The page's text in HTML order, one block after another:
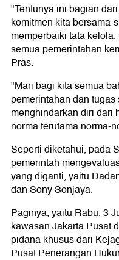
"Tentunya ini bagian
komitmen kita
memperbaiki tata
semua pemerintahan
Pras.
"Mari bagi kita semua
pemerintahan dan
menghindarkan diri dari
norma terutama norma-
Seperti diketahui, pada
pemerintah
yang diganti, yaitu
dan Sony Sonjaya.
Paginya, yaitu Rabu, 3
kawasan Jakarta Pusat
pidana khusus dari
Pusat Penerangan